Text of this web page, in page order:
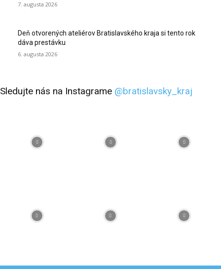
7. augusta 2026
Deň otvorených ateliérov Bratislavského kraja si tento rok
dáva prestávku
6. augusta 2026
Sledujte nás na Instagrame @bratislavsky_kraj